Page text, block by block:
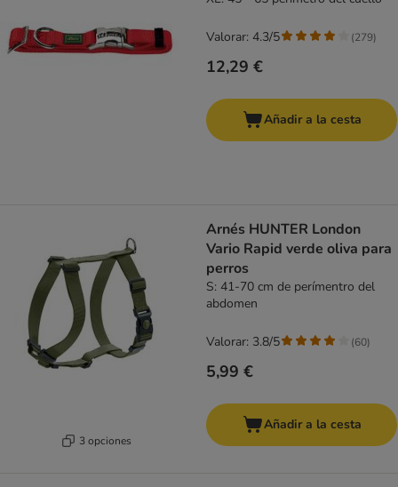
12,29 €
Valorar: 4.3/5 (279)
Añadir a la cesta
3 opciones
Arnés HUNTER London
Vario Rapid verde oliva para
perros
S: 41-70 cm de perímentro del
abdomen
5,99 €
Valorar: 3.8/5 (60)
Añadir a la cesta